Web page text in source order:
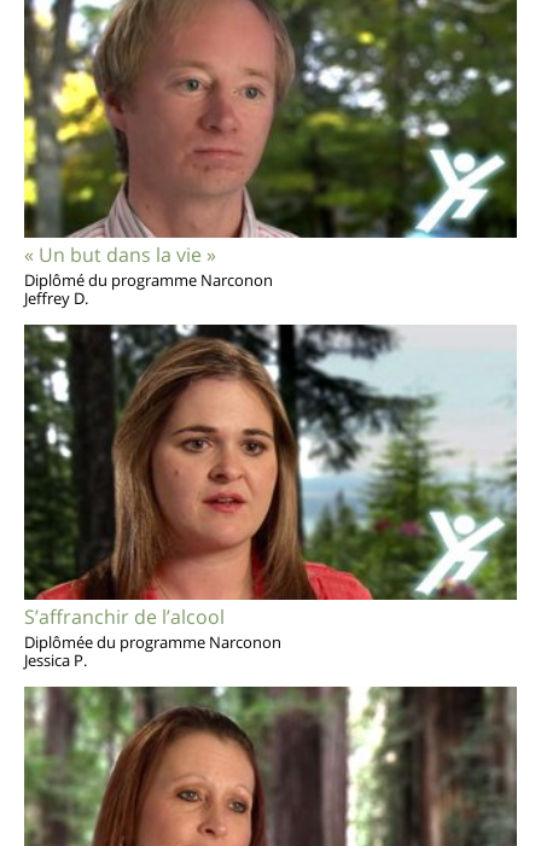
« Un but dans la vie »
Diplômé du programme Narconon
Jeffrey D.
S’affranchir de l’alcool
Diplômée du programme Narconon
Jessica P.